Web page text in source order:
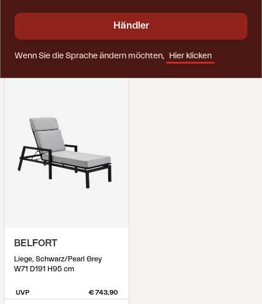
Filter
BELFORT
Liege, Schwarz/Pearl Grey
W71 D191 H95 cm
UVP € 743,90
Händler
Wenn Sie die Sprache ändern möchten, Hier klicken